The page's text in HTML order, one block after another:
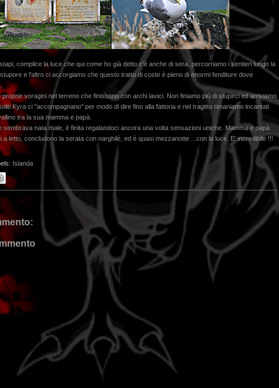
complice la luce che qui come ho già detto c'è anche di sera, percorriamo i sentieri lungo la
e l'altro ci accorgiamo che questo tratto di coste è pieno di enormi fenditure dove
voragini nel terreno che finiscono con archi lavici. Non finiamo più di stupirci ed arriviamo
Kyra ci "accompagnano" per modo di dire fino alla fattoria e nel tragitto rimaniamo incantati
tra la sua mamma e papà.
sembrava nata male, è finita regalandoci ancora una volta sensazioni uniche. Mamma e papà
a letto, concludono la serata con narghilè, ed è quasi mezzanotte ...con la luce. E' incredibile !!!
Islanda